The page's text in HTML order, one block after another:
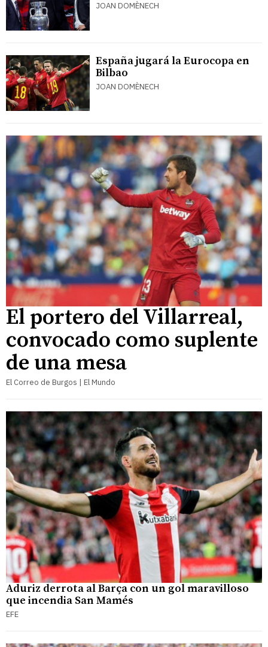
JOAN DOMÈNECH
España jugará la Eurocopa en
Bilbao
JOAN DOMÈNECH
El portero del Villarreal,
convocado como suplente
de una mesa
El Correo de Burgos | El Mundo
Aduriz derrota al Barça con un gol maravilloso
que incendia San Mamés
EFE